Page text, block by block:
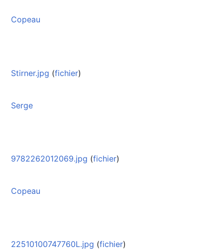
Copeau
Stirner.jpg (fichier)
Serge
9782262012069.jpg (fichier)
Copeau
22510100747760L.jpg (fichier)